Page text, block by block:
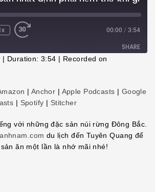
00:00 / 3:54
SHARE
| Duration: 3:54 | Recorded on
| Anchor | Apple Podcasts | Google
| Spotify | Stitcher
với những đặc sản núi rừng Đông Bắc.
du lịch đến Tuyên Quang để
ăn một lần là nhớ mãi nhé!